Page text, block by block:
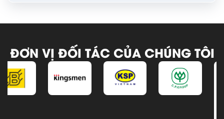
ĐƠN VỊ ĐỐI TÁC CỦA CHÚNG TÔI